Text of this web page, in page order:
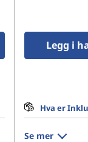
Legg i
Hva er
Se mer